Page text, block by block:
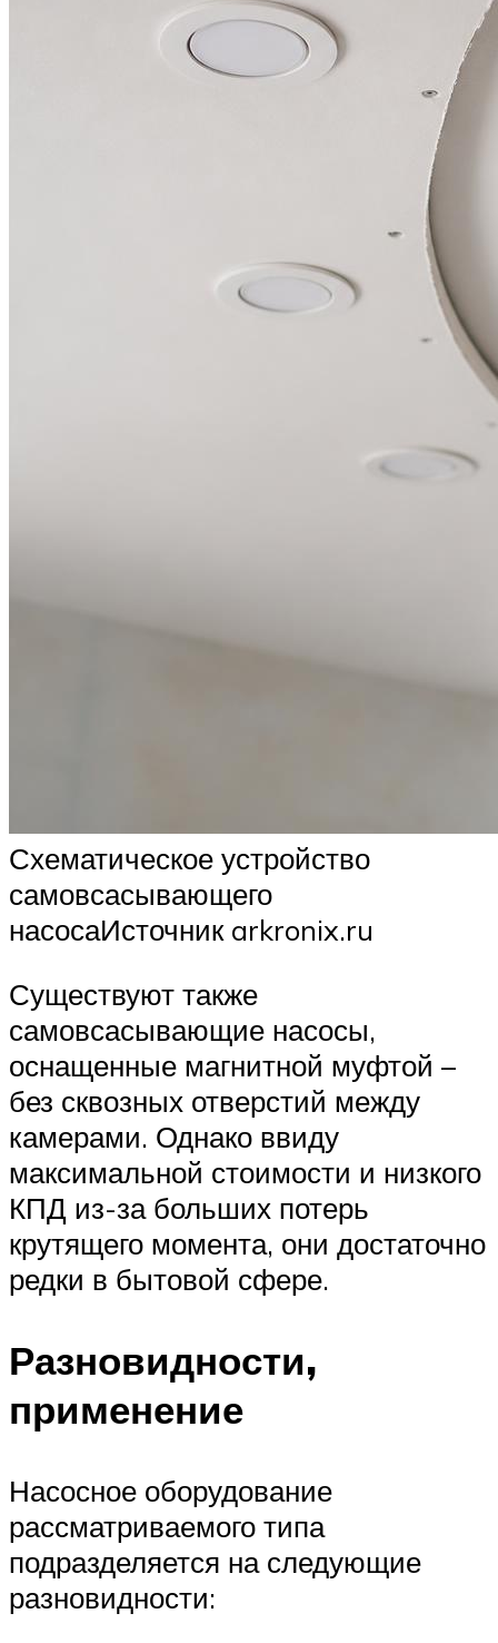
Схематическое устройство
самовсасывающего
насосаИсточник arkronix.ru
Существуют также
самовсасывающие насосы,
оснащенные магнитной муфтой –
без сквозных отверстий между
камерами. Однако ввиду
максимальной стоимости и низкого
КПД из-за больших потерь
крутящего момента, они достаточно
редки в бытовой сфере.
Разновидности,
применение
Насосное оборудование
рассматриваемого типа
подразделяется на следующие
разновидности: